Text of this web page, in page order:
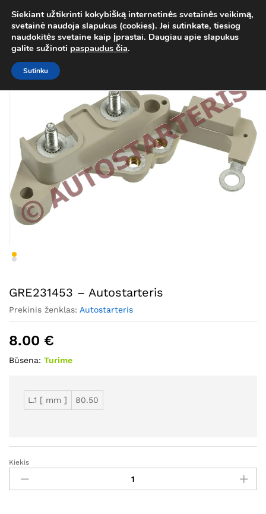
Atgal įKategorija
0
GRE231453 – Autostarteris
Prekinis ženklas: Autostarteris
8.00 €
Būsena: Turime
L.1 [ mm ] 80.50
GRE231453
Autostarteris
Kiekis
Siekiant užtikrinti kokybišką internetinės svetainės veikimą,
svetainė naudoja slapukus (cookies). Jei sutinkate, tiesiog
naudokitės svetaine kaip įprastai. Daugiau apie slapukus
galite sužinoti paspaudus čia.
Sutinku